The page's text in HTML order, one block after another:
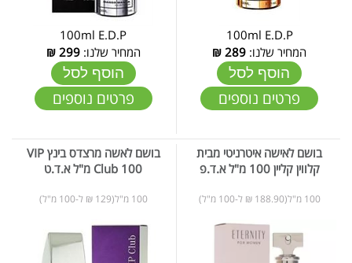
100ml E.D.P
המחיר שלנו: 289
₪
הוסף לסל
פרטים נוספים
100ml E.D.P
המחיר שלנו:299
₪
הוסף לסל
פרטים נוספים
בושם לאישה איטרניטי מבית
קלווין קליין 100 מ"ל א.ד.פ
100 מ"ל(188.90 ₪ ל-100 מ"ל)
בושם לאשה מרצדס בינץ VIP
Club 100 מ"ל א.ד.ט
100 מ"ל(129 ₪ ל-100 מ"ל)